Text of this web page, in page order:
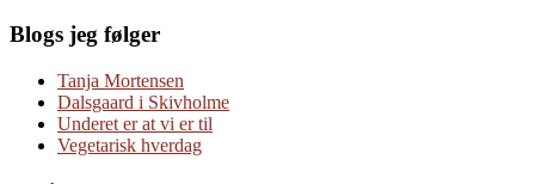
Blogs jeg følger
Tanja Mortensen
Dalsgaard i Skivholme
Underet er at vi er til
Vegetarisk hverdag